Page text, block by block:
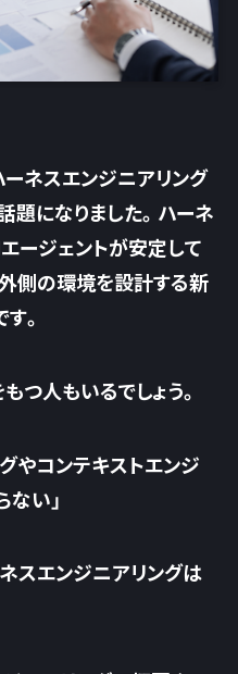
ネスエンジニアリング
題になりました。ハーネ
ージェントが安定して
側の環境を設計する新
。
つ人もいるでしょう。
やコンテキストエンジ
い」
スエンジニアリングは